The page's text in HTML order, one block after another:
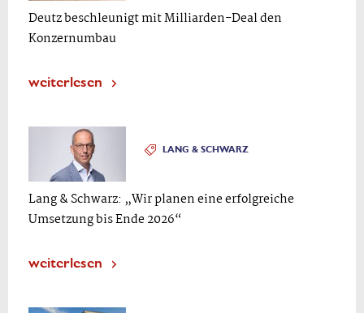
Deutz beschleunigt mit Milliarden-Deal den
Konzernumbau
weiterlesen
LANG & SCHWARZ
Lang & Schwarz: „Wir planen eine erfolgreiche
Umsetzung bis Ende 2026“
weiterlesen